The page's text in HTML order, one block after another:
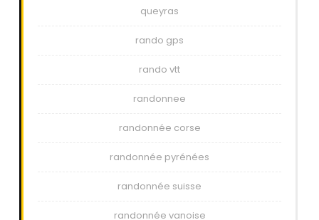
queyras
rando gps
rando vtt
randonnee
randonnée corse
randonnée pyrénées
randonnée suisse
randonnée vanoise